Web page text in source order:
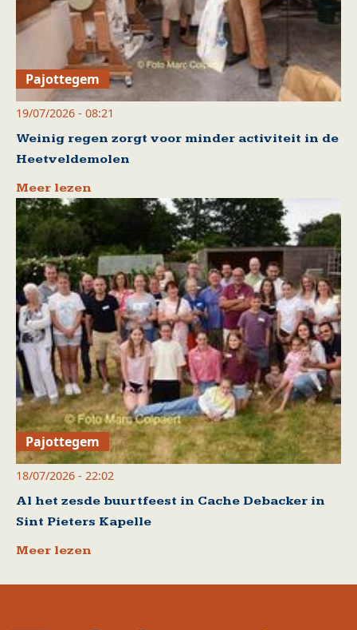
Pajottegem
19/07/2026 - 08:21
Weinig regen zorgt voor minder activiteit in de
Heetveldemolen
Meer lezen
Pajottegem
18/07/2026 - 22:02
Al het zesde buurtfeest in Cache Debacker in
Sint Pieters Kapelle
Meer lezen